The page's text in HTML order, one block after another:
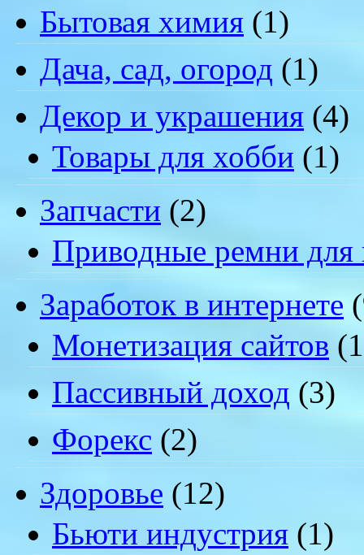
Бытовая химия (1)
Дача, сад, огород (1)
Декор и украшения (4)
Товары для хобби (1)
Запчасти (2)
Приводные ремни для
Заработок в интернете
Монетизация сайтов
Пассивный доход (3)
Форекс (2)
Здоровье (12)
Бьюти индустрия (1)